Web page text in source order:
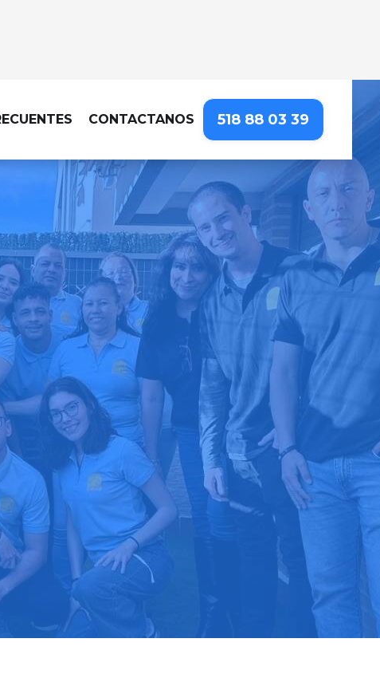
CONTACTANOS 518 88 03 39
EN BENAOJÁN
limpieza detallada
Llama hoy: 518 88 03 39
en nosotros ⭐⭐⭐⭐⭐